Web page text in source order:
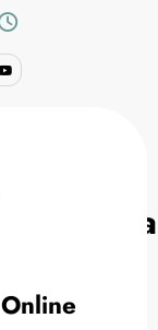
para